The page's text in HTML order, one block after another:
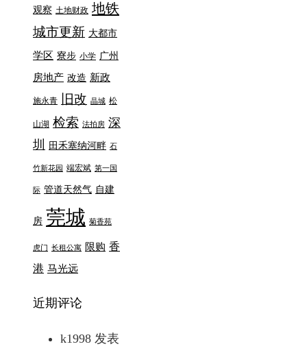
观察 土地财政 地铁
城市更新 大都市
学区 寮步 小学 广州
房地产 改造 新政
施永青 旧改 晶城 松
山湖 检索 法拍房 深
圳
田禾塞纳河畔 石
竹新花园 端宏斌 第一国
际 管道天然气 自建
房 莞城 菊香苑
虎门 长租公寓 限购 香
港 马光远
近期评论
k1998 发表